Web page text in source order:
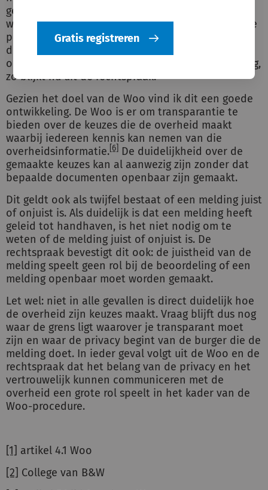
Gratis registreren
gemaakt, waarbij wel de persoonsgegevens
weggelakt zijn. Niet de in het document genoemde
persoonsgegevens, maar wel de rest van het
document wordt openbaar gemaakt. Maar het
openbaar maken van de hele melding is niet nodig,
zo blijkt nu uit de rechtspraak.
Gezien het doel van de Woo vind ik dit een goede
ontwikkeling. De Woo is er om transparantie te
bieden over de keuzes die de overheid maakt
waarbij iedereen kennis kan nemen van die
overheidsinformatie. [6]
De duidelijkheid over de
gemaakte keuzes kan al aanwezig zijn zonder dat
bepaalde documenten openbaar zijn gemaakt.
Dit geldt ook als twijfel bestaat of een melding juist
of onjuist is. Als duidelijk is dat een melding heeft
geleid tot handhaven, is het niet nodig om te
weten of de melding juist of onjuist is. De
rechtspraak bevestigt dit ook: de juistheid van de
melding speelt geen rol bij de beoordeling of een
melding openbaar moet worden gemaakt.
Let wel: niet in alle gevallen is direct duidelijk hoe
de overheid zijn keuzes maakt. Vraag blijft dus nog
waar de grens ligt waarover je transparant moet
zijn en waar de privacy begint van de burger die de
melding doet. In ieder geval volgt uit de Woo en de
rechtspraak dat het belang van de privacy en het
vertrouwelijk kunnen communiceren met de
overheid een grote rol speelt in het kader van de
Woo-procedure.
[1] artikel 4.1 Woo
[2] College van B&W